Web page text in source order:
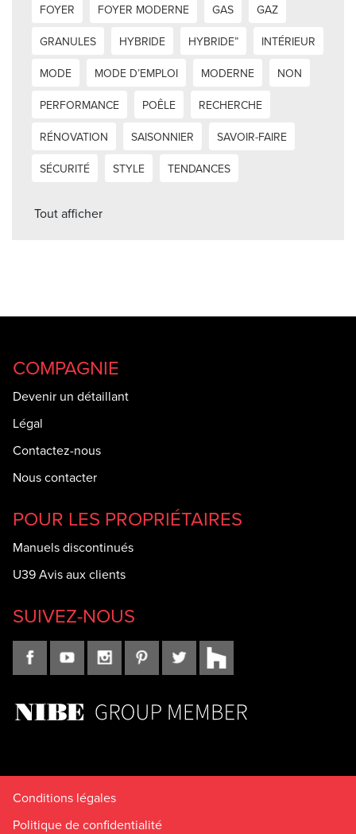
FOYER
FOYER MODERNE GAS
GAZ
GRANULES
HYBRIDE HYBRIDE”
INTÉRIEUR
MODE
MODE D’EMPLOI MODERNE
NON
PERFORMANCE
POÊLE
RECHERCHE
RÉNOVATION
SAISONNIER
SAVOIR-FAIRE
SÉCURITÉ
STYLE TENDANCES
Tout afficher
COMPAGNIE
Devenir un détaillant
Légal
Contactez-nous
Nous contacter
POUR LES PROPRIÉTAIRES
Manuels discontinués
U39 Avis aux clients
SUIVEZ-NOUS
Conditions légales
Politique de confidentialité